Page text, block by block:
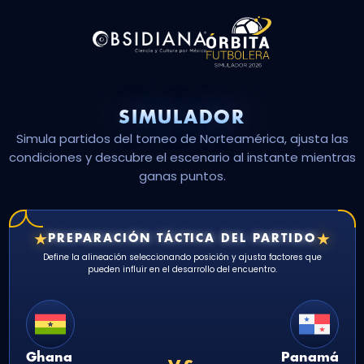
SIMULADOR
Simula partidos del torneo de Norteamérica, ajusta las
condiciones y descubre el escenario al instante mientras
ganas puntos.
★PREPARACIÓN TÁCTICA DEL PARTIDO★
Define la alineación seleccionando posición y ajusta factores que
pueden influir en el desarrollo del encuentro.
Ghana Panamá